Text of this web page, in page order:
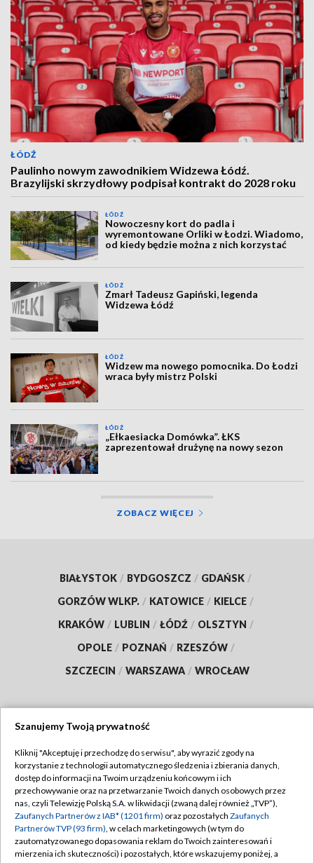
ŁÓDŹ
Paulinho nowym zawodnikiem Widzewa Łódź.
Brazylijski skrzydłowy podpisał kontrakt do 2028 roku
ŁÓDŹ
Nowoczesny kort do padla i
wyremontowane Orliki w Łodzi. Wiadomo,
od kiedy będzie można z nich korzystać
ŁÓDŹ
Zmarł Tadeusz Gapiński, legenda
Widzewa Łódź
ŁÓDŹ
Widzew ma nowego pomocnika. Do Łodzi
wraca były mistrz Polski
ŁÓDŹ
„Ełkaesiacka Domówka”. ŁKS
zaprezentował drużynę na nowy sezon
ZOBACZ WIĘCEJ
BIAŁYSTOK / BYDGOSZCZ / GDAŃSK /
GORZÓW WLKP. / KATOWICE / KIELCE /
KRAKÓW / LUBLIN / ŁÓDŹ / OLSZTYN /
OPOLE / POZNAŃ / RZESZÓW /
SZCZECIN / WARSZAWA / WROCŁAW
TVP
Abonament TVP
Emisja w TVP
Centrum informacji TVP
Naziemna Telewizja Cyfrowa
Regulamin TVP
Polityka prywatności
Moje zgody
Szanujemy Twoją prywatność
Kliknij "Akceptuję i przechodzę do serwisu", aby wyrazić zgody na
korzystanie z technologii automatycznego śledzenia i zbierania danych,
dostęp do informacji na Twoim urządzeniu końcowym i ich
przechowywanie oraz na przetwarzanie Twoich danych osobowych przez
nas, czyli Telewizję Polską S.A. w likwidacji (zwaną dalej również „TVP”),
Zaufanych Partnerów z IAB* (1201 firm) oraz pozostałych Zaufanych
Partnerów TVP (93 firm), w celach marketingowych (w tym do
zautomatyzowanego dopasowania reklam do Twoich zainteresowań i
mierzenia ich skuteczności) i pozostałych, które wskazujemy poniżej, a